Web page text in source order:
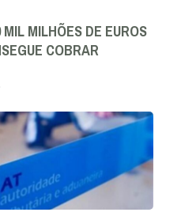
MILHÕES DE EUROS
COBRAR